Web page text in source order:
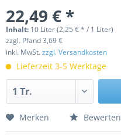
22,49 € *
Inhalt: 10 Liter (2,25 € * / 1 Liter)
zzgl. Pfand 3,69 €
inkl. MwSt.zzgl. Versandkosten
Lieferzeit 3-5 Werktage
Merken Bewerten